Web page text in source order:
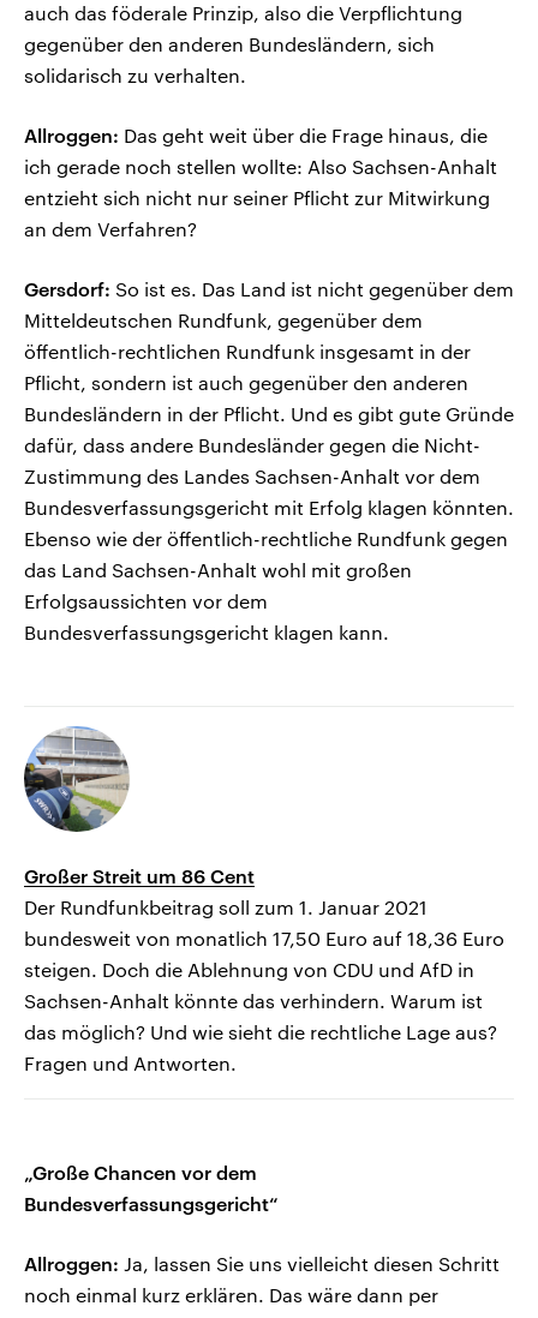
auch das föderale Prinzip, also die Verpflichtung
gegenüber den anderen Bundesländern, sich
solidarisch zu verhalten.
Allroggen: Das geht weit über die Frage hinaus, die
ich gerade noch stellen wollte: Also Sachsen-Anhalt
entzieht sich nicht nur seiner Pflicht zur Mitwirkung
an dem Verfahren?
Gersdorf: So ist es. Das Land ist nicht gegenüber dem
Mitteldeutschen Rundfunk, gegenüber dem
öffentlich-rechtlichen Rundfunk insgesamt in der
Pflicht, sondern ist auch gegenüber den anderen
Bundesländern in der Pflicht. Und es gibt gute Gründe
dafür, dass andere Bundesländer gegen die Nicht-
Zustimmung des Landes Sachsen-Anhalt vor dem
Bundesverfassungsgericht mit Erfolg klagen könnten.
Ebenso wie der öffentlich-rechtliche Rundfunk gegen
das Land Sachsen-Anhalt wohl mit großen
Erfolgsaussichten vor dem
Bundesverfassungsgericht klagen kann.
Großer Streit um 86 Cent
Der Rundfunkbeitrag soll zum 1. Januar 2021
bundesweit von monatlich 17,50 Euro auf 18,36 Euro
steigen. Doch die Ablehnung von CDU und AfD in
Sachsen-Anhalt könnte das verhindern. Warum ist
das möglich? Und wie sieht die rechtliche Lage aus?
Fragen und Antworten.
„Große Chancen vor dem
Bundesverfassungsgericht“
Allroggen: Ja, lassen Sie uns vielleicht diesen Schritt
noch einmal kurz erklären. Das wäre dann per